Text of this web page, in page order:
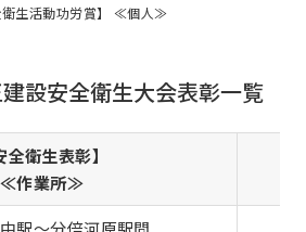
衛生活動功労賞】 ≪個人≫
設安全衛生大会表彰一覧
全衛生表彰】
≪作業所≫